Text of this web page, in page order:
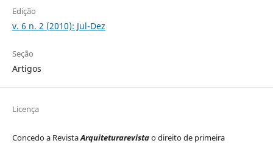
Edição
v. 6 n. 2 (2010): Jul-Dez
Seção
Artigos
Licença
Concedo a RevistaArquiteturarevistao direito de primeira